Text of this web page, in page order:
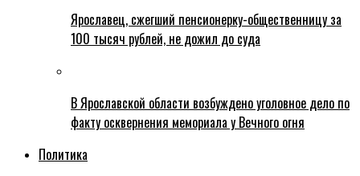
Ярославец, сжегший пенсионерку-общественницу за
100 тысяч рублей, не дожил до суда
В Ярославской области возбуждено уголовное дело по
факту осквернения мемориала у Вечного огня
Политика